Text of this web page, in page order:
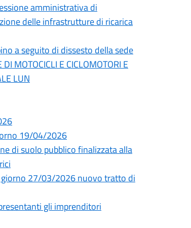
amministrativa di
delle infrastrutture di ricarica
a seguito di dissesto della sede
MOTOCICLI E CICLOMOTORI E
LUN
19/04/2026
di suolo pubblico finalizzata alla
giorno 27/03/2026 nuovo tratto di
gli imprenditori